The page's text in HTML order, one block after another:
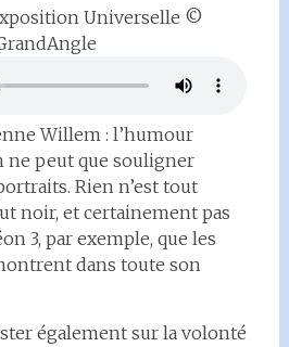
Universelle ©
Willem : l’humour
ne peut que souligner
Rien n’est tout
noir, et certainement pas
3, par exemple, que les
dans toute son
également sur la volonté